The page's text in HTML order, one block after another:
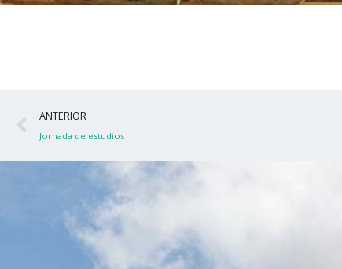
Ant
ANTERIOR
Jornada de estudios